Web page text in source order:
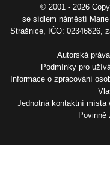
© 2001 - 2026
se sídlem náměstí
Strašnice, IČO: 02346826,
Autorská
Podmínky pro
Informace o zpracování
Jednotná kontaktní místa
Povinně